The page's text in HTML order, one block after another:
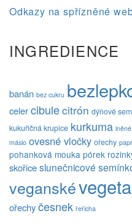
Odkazy na spřízněné
INGREDIENCE
banán bez cukru
celercibulecitrón dýňové
kukuřičná krupice kurkuma
máslo ovesné vločky ořechy
pohanková mouka pórek
skořiceslunečnicové
veganské
ořechyčesnek řeřicha